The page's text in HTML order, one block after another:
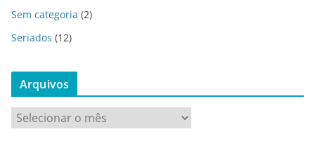
Sem categoria (2)
Seriados (12)
Arquivos
r